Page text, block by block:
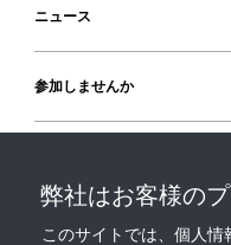
ニュース
参加しませんか
弊社はお客様の
このサイトでは、個人情